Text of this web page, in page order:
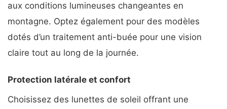
aux conditions lumineuses changeantes en
montagne. Optez également pour des modèles
dotés d’un traitement anti-buée pour une vision
claire tout au long de la journée.
Protection latérale et confort
Choisissez des lunettes de soleil offrant une